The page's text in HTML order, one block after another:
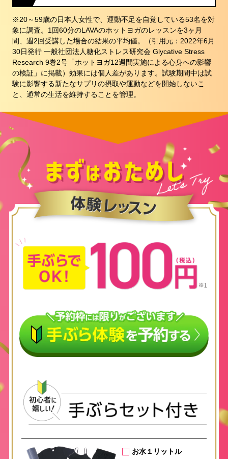
※20～59歳の日本人女性で、運動不足を自覚している53名を対
象に調査。1回60分のLAVAのホットヨガのレッスンを3ヶ月
間、週2回受講した場合の結果の平均値。（引用元：2022年6月
30日発行 一般社団法人糖化ストレス研究会 Glycative Stress
Research 9巻2号「ホットヨガ12週間実施による心身への影響
の検証」に掲載）効果には個人差があります。試験期間中は試
験に影響する新たなサプリの摂取や運動などを開始しないこ
と、通常の生活を維持することを管理。
お水１リットル